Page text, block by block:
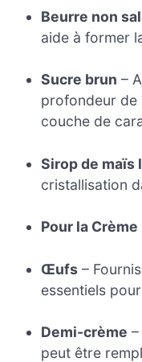
Beurre non
aide à former
Sucre brun –
profondeur de
couche de
Sirop de maïs
cristallisation
Pour la Crème
Œufs –
essentiels
Demi-crème
peut être